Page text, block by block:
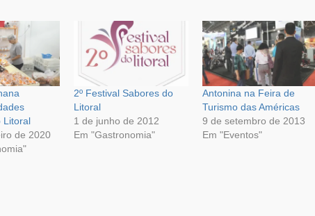
Litoral
de 2020
2º Festival Sabores do
Litoral
1 de junho de 2012
Em "Gastronomia"
Antonina na Feira de
Turismo das Américas
9 de setembro de 2013
Em "Eventos"